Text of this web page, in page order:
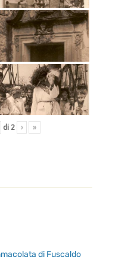
di 2 › »
di Fuscaldo